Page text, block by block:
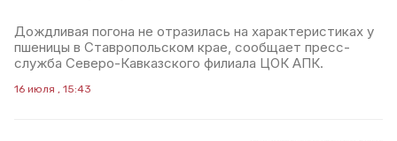
Дождливая погона не отразилась на характеристиках у
пшеницы в Ставропольском крае, сообщает пресс-
служба Северо-Кавказского филиала ЦОК АПК.
16 июля , 15:43